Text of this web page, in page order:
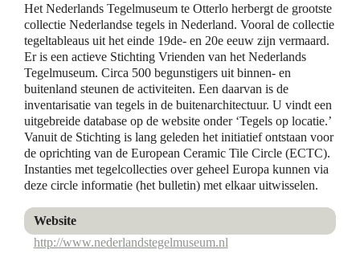
Het Nederlands Tegelmuseum te Otterlo herbergt de grootste
collectie Nederlandse tegels in Nederland. Vooral de collectie
tegeltableaus uit het einde 19de- en 20e eeuw zijn vermaard.
Er is een actieve Stichting Vrienden van het Nederlands
Tegelmuseum. Circa 500 begunstigers uit binnen- en
buitenland steunen de activiteiten. Een daarvan is de
inventarisatie van tegels in de buitenarchitectuur. U vindt een
uitgebreide database op de website onder ‘Tegels op locatie.’
Vanuit de Stichting is lang geleden het initiatief ontstaan voor
de oprichting van de European Ceramic Tile Circle (ECTC).
Instanties met tegelcollecties over geheel Europa kunnen via
deze circle informatie (het bulletin) met elkaar uitwisselen.
Website
http://www.nederlandstegelmuseum.nl